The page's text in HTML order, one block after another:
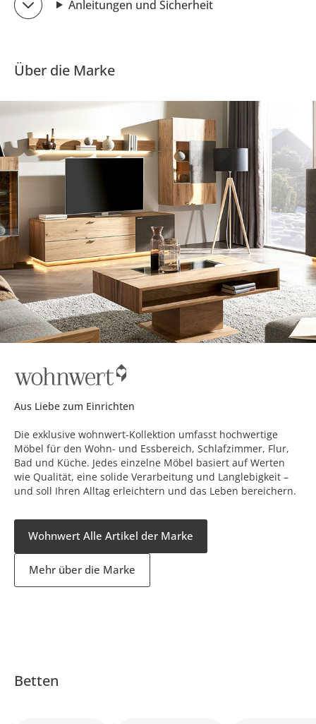
Anleitungen und Sicherheit
Über die Marke
Aus Liebe zum Einrichten
Die exklusive wohnwert-Kollektion umfasst hochwertige
Möbel für den Wohn- und Essbereich, Schlafzimmer, Flur,
Bad und Küche. Jedes einzelne Möbel basiert auf Werten
wie Qualität, eine solide Verarbeitung und Langlebigkeit –
und soll Ihren Alltag erleichtern und das Leben bereichern.
Wohnwert Alle Artikel der Marke
Mehr über die Marke
Betten